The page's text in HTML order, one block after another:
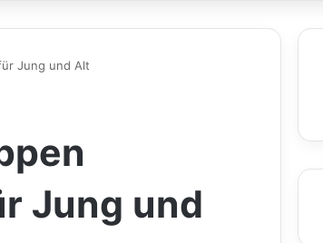
Jung und Alt
Jung und